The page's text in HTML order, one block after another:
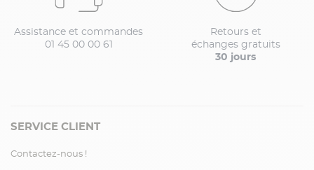
Assistance et commandes
01 45 00 00 61
Retours et
échanges gratuits
30 jours
SERVICE CLIENT
Contactez-nous !